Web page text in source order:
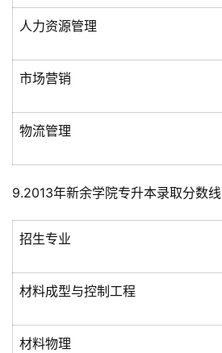
人力资源管理
市场营销
物流管理
9.2013年新余学院专升本录取分数线
招生专业
材料成型与控制工程
材料物理